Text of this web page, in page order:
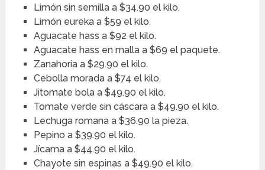
Limón sin semilla a $34.90 el kilo.
Limón eureka a $59 el kilo.
Aguacate hass a $92 el kilo.
Aguacate hass en malla a $69 el paquete.
Zanahoria a $29.90 el kilo.
Cebolla morada a $74 el kilo.
Jitomate bola a $49.90 el kilo.
Tomate verde sin cáscara a $49.90 el kilo.
Lechuga romana a $36.90 la pieza.
Pepino a $39.90 el kilo.
Jícama a $44.90 el kilo.
Chayote sin espinas a $49.90 el kilo.